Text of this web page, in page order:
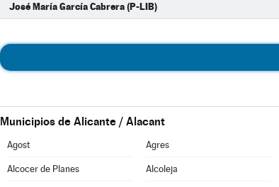
José María García Cabrera (P-LIB)
Municipios de Alicante / Alacant
Agost Agres
Alcocer de Planes Alcoleja